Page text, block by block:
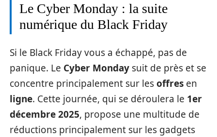
Le Cyber Monday : la suite
numérique du Black Friday
Si le Black Friday vous a échappé, pas de
panique. Le Cyber Monday suit de près et se
concentre principalement sur lesoffres en
ligne. Cette journée, qui se déroulera le 1er
décembre 2025, propose une multitude de
réductions principalement sur les gadgets